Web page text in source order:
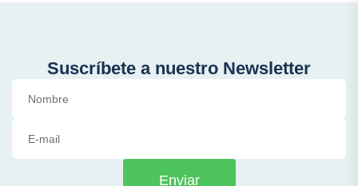
Suscríbete a nuestro Newsletter
Enviar